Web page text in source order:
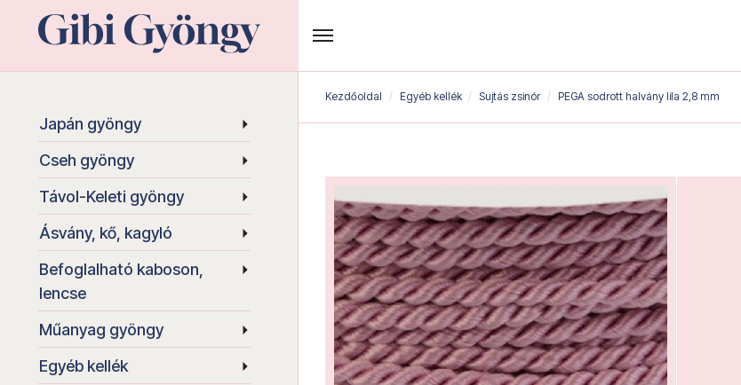
Japán gyöngy
Cseh gyöngy
Távol-Keleti gyöngy
Ásvány, kő, kagyló
Befoglalható kaboson,
lencse
Műanyag gyöngy
Egyéb kellék
Kezdőoldal Egyéb kellék Sujtás zsinór PEGA sodrott halvány lila 2,8 mm